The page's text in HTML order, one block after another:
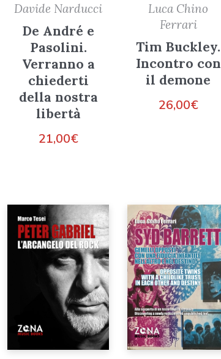
Davide Narducci
De André e
Pasolini.
Verranno a
chiederti
della nostra
libertà
21,00€
Luca Chino
Ferrari
Tim Buckley.
Incontro con
il demone
26,00€